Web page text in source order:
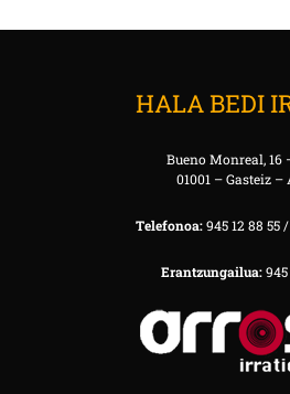
HALA BEDI
Bueno Monreal, 16
01001 – Gasteiz –
Telefonoa:945 12 88 55
Erantzungailua:945